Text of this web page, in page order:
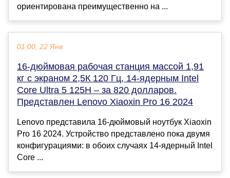
ориентирована преимущественно на ...
01:00, 22 Янв
16-дюймовая рабочая станция массой 1,91
кг с экраном 2,5К 120 Гц, 14-ядерным Intel
Core Ultra 5 125H – за 820 долларов.
Представлен Lenovo Xiaoxin Pro 16 2024
Lenovo представила 16-дюймовый ноутбук Xiaoxin
Pro 16 2024. Устройство представлено пока двумя
конфигурациями: в обоих случаях 14-ядерный Intel
Core ...